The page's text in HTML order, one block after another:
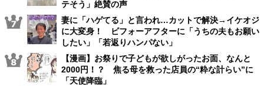
テそう」絶賛の声
妻に「ハゲてる」と言われ…カットで解決→イケオジ
に大変身！ ビフォーアフターに「うちの夫もお願い
したい」「若返りハンパない」
【漫画】お祭りで子どもが欲しがったお面、なんと
2000円！？ 焦る母を救った店員の“粋な計らい”に
「天使降臨」